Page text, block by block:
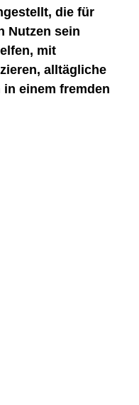
die für
Nutzen sein
mit
alltägliche
einem fremden